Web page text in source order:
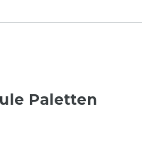
Paletten